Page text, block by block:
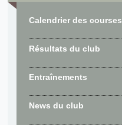
Calendrier des courses
Résultats du club
Entraînements
News du club